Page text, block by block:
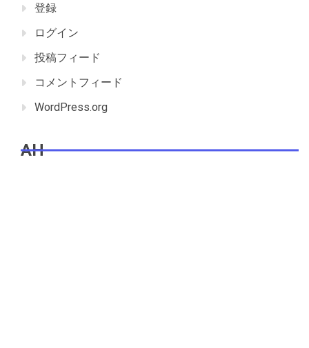
登録
ログイン
投稿フィード
コメントフィード
WordPress.org
AH